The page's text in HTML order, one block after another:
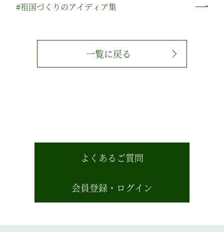
#祖国づくりのアイディア集
一覧に戻る
よくあるご質問
会員登録・ログイン